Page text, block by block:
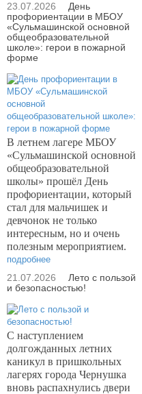
23.07.2026
День
профориентации в МБОУ
«Сульмашинской основной
общеобразовательной
школе»: герои в пожарной
форме
В летнем лагере МБОУ
«Сульмашинской основной
общеобразовательной
школы» прошёл День
профориентации, который
стал для мальчишек и
девчонок не только
интересным, но и очень
полезным мероприятием.
подробнее
21.07.2026
Лето с пользой
и безопасностью!
С наступлением
долгожданных летних
каникул в пришкольных
лагерях города Чернушка
вновь распахнулись двери